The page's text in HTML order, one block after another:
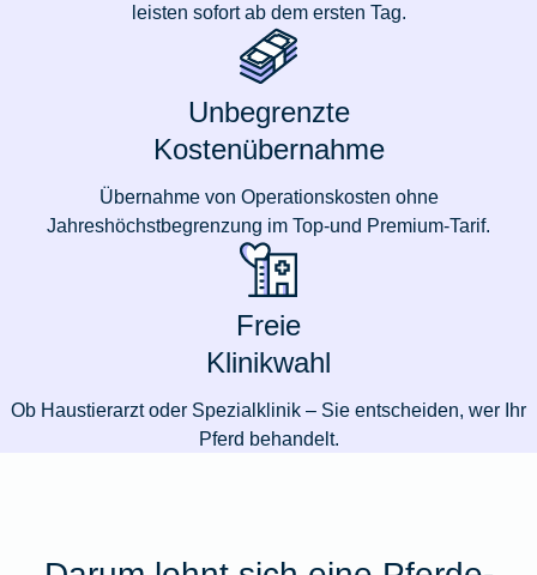
leisten sofort ab dem ersten Tag.
Unbegrenzte
Kostenübernahme
Übernahme von Operationskosten ohne
Jahreshöchstbegrenzung im Top-und Premium-Tarif.
Freie
Klinikwahl
Ob Haustierarzt oder Spezialklinik – Sie entscheiden, wer Ihr
Pferd behandelt.